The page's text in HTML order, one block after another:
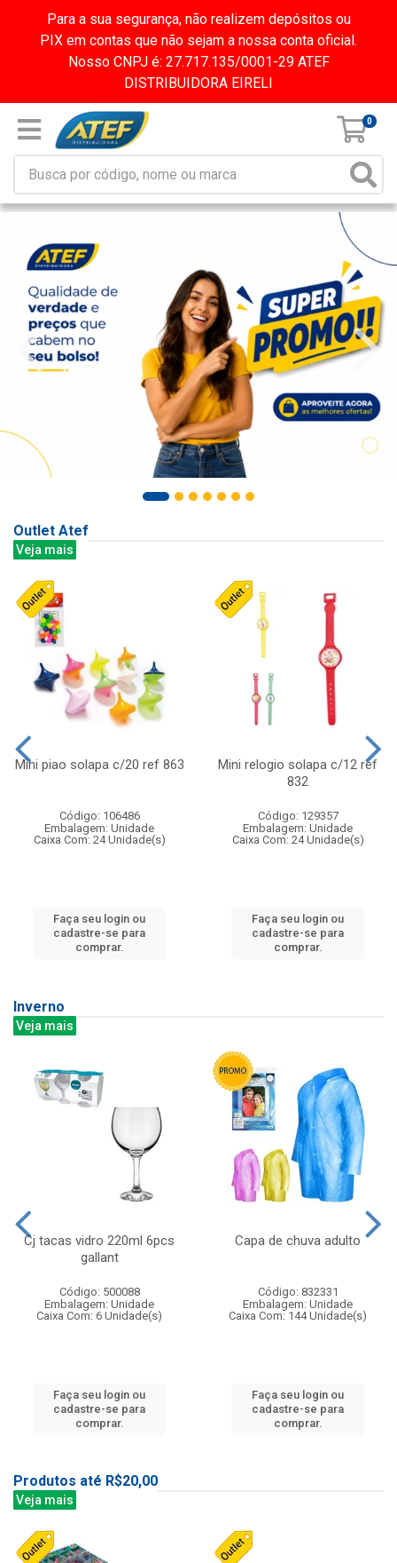
Para a sua segurança, não realizem depósitos ou
PIX em contas que não sejam a nossa conta oficial.
Nosso CNPJ é: 27.717.135/0001-29 ATEF
DISTRIBUIDORA EIRELI
0
Outlet Atef
Veja mais
Mini piao solapa c/20 ref 863
Código: 106486
Embalagem: Unidade
Caixa Com: 24 Unidade(s)
Faça seu login ou
cadastre-se para
comprar.
Mini relogio solapa c/12 ref
832
Código: 129357
Embalagem: Unidade
Caixa Com: 24 Unidade(s)
Faça seu login ou
cadastre-se para
comprar.
Inverno
Veja mais
Cj tacas vidro 220ml 6pcs
gallant
Código: 500088
Embalagem: Unidade
Caixa Com: 6 Unidade(s)
Faça seu login ou
cadastre-se para
comprar.
Capa de chuva adulto
Código: 832331
Embalagem: Unidade
Caixa Com: 144 Unidade(s)
Faça seu login ou
cadastre-se para
comprar.
Produtos até R$20,00
Veja mais